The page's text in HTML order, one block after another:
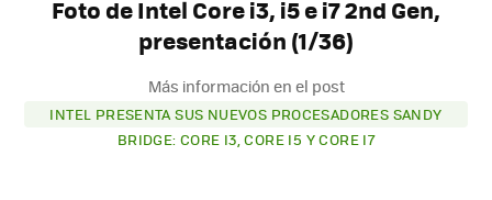
Foto de Intel Core i3, i5 e i7 2nd Gen,
presentación (1/36)
Más información en el post
INTEL PRESENTA SUS NUEVOS PROCESADORES SANDY
BRIDGE: CORE I3, CORE I5 Y CORE I7